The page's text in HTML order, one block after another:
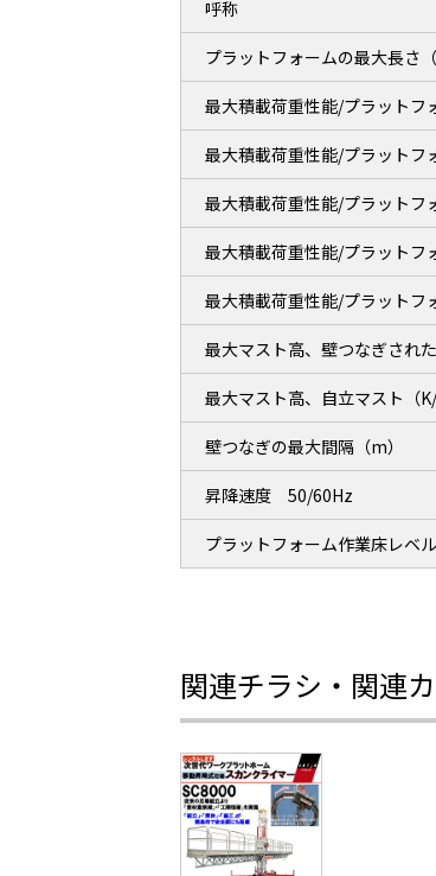
呼称
プラットフォームの最大長さ（
最大積載荷重性能/プラットフ
最大積載荷重性能/プラットフ
最大積載荷重性能/プラットフ
最大積載荷重性能/プラットフ
最大積載荷重性能/プラットフ
最大マスト高、壁つなぎされ
最大マスト高、自立マスト（K/
壁つなぎの最大間隔（m）
昇降速度 50/60Hz
プラットフォーム作業床レベ
関連チラシ・関連